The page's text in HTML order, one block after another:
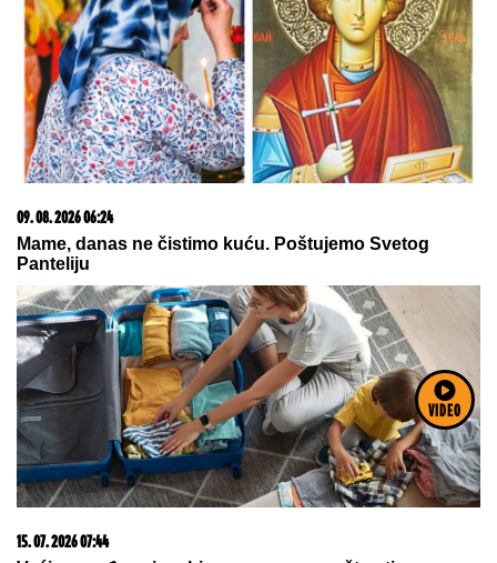
VIDEO
09. 08. 2026 06:24
Mame, danas ne čistimo kuću. Poštujemo Svetog
Panteliju
15. 07. 2026 07:44